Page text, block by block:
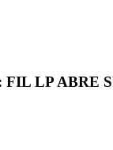
LP ABRE